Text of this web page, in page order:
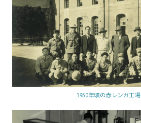
1950年頃の赤レンガ工場